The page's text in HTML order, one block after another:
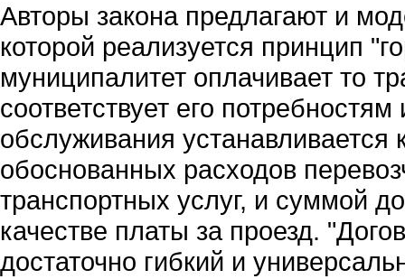
Авторы закона предлагают и
которой реализуется принцип
муниципалитет оплачивает то
соответствует его
обслуживания
обоснованных расходов
транспортных услуг, и суммой
качестве платы за проезд.
достаточно гибкий и